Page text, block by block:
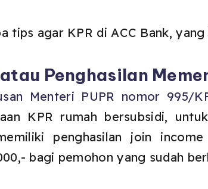
tips agar KPR di ACC Bank,
Penghasilan
Menteri PUPR nomor 995/
KPR rumah bersubsidi,
penghasilan join
bagi pemohon yang sudah